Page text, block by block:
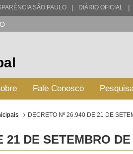
SÃO PAULO | DIÁRIO OFICIAL |
Fale Conosco
DECRETO Nº 26.940 DE 21 DE
21 DE SETEMBRO